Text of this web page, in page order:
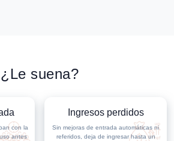
¿Le suena?
con la
antes
Ingresos perdidos
Sin mejoras de entrada automáticas ni
referidos, deja de ingresar hasta un